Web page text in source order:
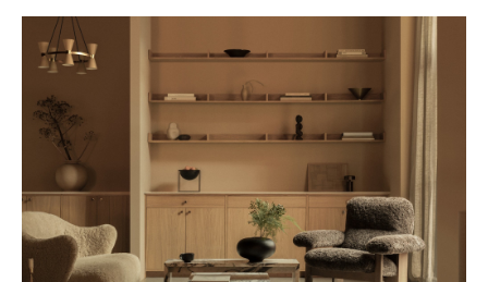
Kinderbetten
Nachttische & Bettzubehör
... alle Betten
Accessoires
Uhren
Spiegel